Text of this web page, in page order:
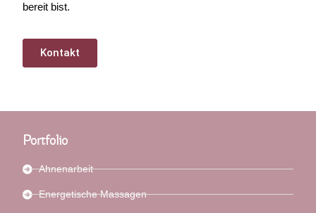
bereit bist.
Kontakt
Portfolio
Ahnenarbeit
Energetische Massagen